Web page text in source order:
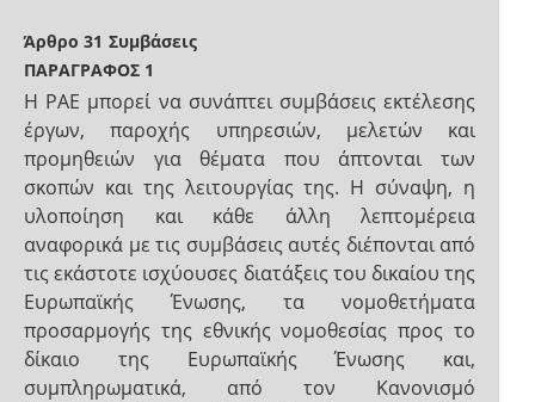
Άρθρο 31 Συμβάσεις
ΠΑΡΑΓΡΑΦΟΣ 1
Η ΡΑΕ μπορεί να συνάπτει συμβάσεις εκτέλεσης
έργων, παροχής υπηρεσιών, μελετών και
προμηθειών για θέματα που άπτονται των
σκοπών και της λειτουργίας της. Η σύναψη, η
υλοποίηση και κάθε άλλη λεπτομέρεια
αναφορικά με τις συμβάσεις αυτές διέπονται από
τις εκάστοτε ισχύουσες διατάξεις του δικαίου της
Ευρωπαϊκής Ένωσης, τα νομοθετήματα
προσαρμογής της εθνικής νομοθεσίας προς το
δίκαιο της Ευρωπαϊκής Ένωσης και,
συμπληρωματικά, από τον Κανονισμό